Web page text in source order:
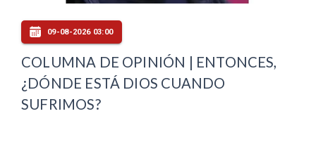
09-08-2026 03:00
COLUMNA DE OPINIÓN | ENTONCES,
¿DÓNDE ESTÁ DIOS CUANDO
SUFRIMOS?